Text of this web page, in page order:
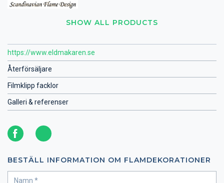
SHOW ALL PRODUCTS
https://www.eldmakaren.se
Återförsäljare
Filmklipp facklor
Galleri & referenser
BESTÄLL INFORMATION OM FLAMDEKORATIONER